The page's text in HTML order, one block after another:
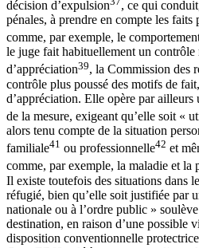
décision d’expulsion
, ce qui
pénales, à prendre en compte les faits
comme, par exemple, le
le juge fait habituellement un contrôle
d’appréciation39, la Commission des
contrôle plus poussé des motifs de
d’appréciation. Elle opère par
de la mesure, exigeant qu’elle soit «
alors tenu compte de la situation
familiale41 ou professionnelle42 et
comme, par exemple, la maladie et la
Il existe toutefois des situations dans
réfugié, bien qu’elle soit justifiée par
nationale ou à l’ordre public »
destination, en raison d’une possible
disposition conventionnelle